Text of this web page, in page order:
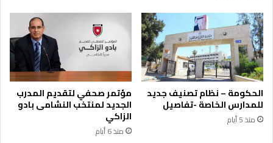
ت
ر
ك
ي
ة
ل
ل
ج
و
ل
الحكومة – نظام تصنيف جديد
للمدارس الخاصة -تفاصيل
منذ 5 أيام
مؤتمر صحفي لتقديم المدرب
الجديد لمنتخب النشامى بادو
الزاكي
منذ 6 أيام